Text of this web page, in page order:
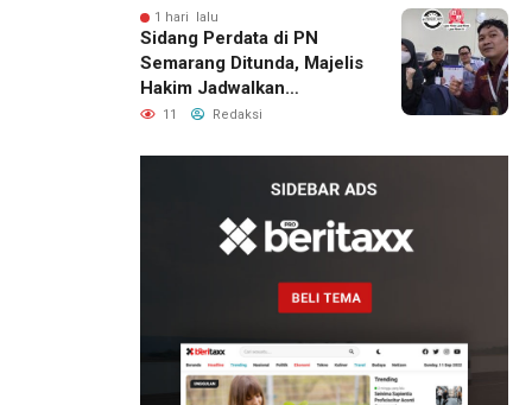
1 hari lalu
Sidang Perdata di PN
Semarang Ditunda, Majelis
Hakim Jadwalkan
Pemanggilan Ulang BPR
11 Redaksi
19 jam lalu
Pemilik
Royal